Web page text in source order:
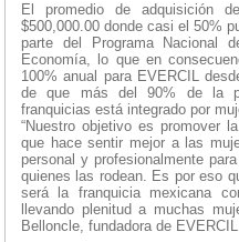
El promedio de adquisición
$500,000.00 donde casi el 50%
parte del Programa Nacional
Economía, lo que en
100% anual para EVERCIL
de que más del 90% de la
franquicias está integrado por
“Nuestro objetivo es promover
que hace sentir mejor a las
personal y profesionalmente
quienes las rodean. Es por eso
será la franquicia mexicana
llevando plenitud a muchas
Belloncle, fundadora de